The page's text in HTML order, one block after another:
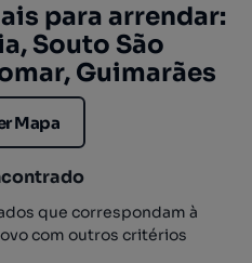
para arrendar:
Souto São
Guimarães
Mapa
que correspondam à
com outros critérios